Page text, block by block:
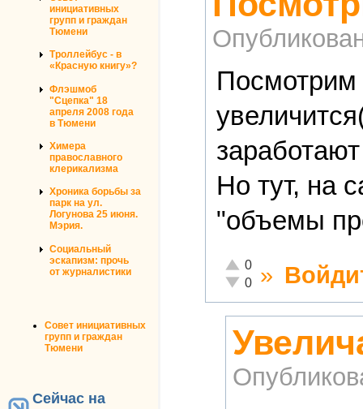
инициативных
групп и граждан
Тюмени
Троллейбус - в
«Красную книгу»?
Флэшмоб
"Сцепка" 18
апреля 2008 года
в Тюмени
Химера
православного
клерикализма
Хроника борьбы за
парк на ул.
Логунова 25 июня.
Мэрия.
Социальный
эскапизм: прочь
от журналистики
Совет инициативных
групп и граждан
Тюмени
Сейчас на
Посмотрим
Но тут, на
"объемы
Отлично!
0
Неадекватно!
0 »